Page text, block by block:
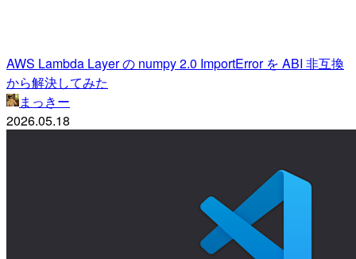
AWS Lambda Layer の numpy 2.0 ImportError を ABI 非互換
から解決してみた
まっきー
2026.05.18